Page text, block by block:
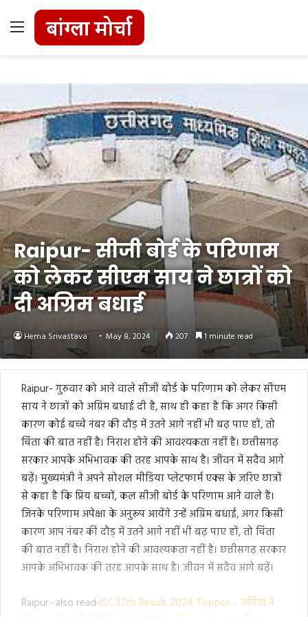
Menu
Raipur- सीजी बोर्ड के परिणाम
को लेकर सीएम साय ने छात्रों को
दी अग्रिम बधाई
Hema Srivastava May 8, 2024 207 1 minute read
Raipur- गुरुवार को आने वाले सीजी बोर्ड के परिणाम को लेकर सीएम
साय ने छात्रों को अग्रिम बधाई दी है, साथ ही कहा है कि अगर किसी
कारण कोई बच्चे नंबर की दौड़ में उतने आगे नहीं भी बढ़ पाए हों, तो
चिंता की बात नहीं है। निराश होने की आवश्यकता नहीं है। छत्तीसगढ़
सरकार आपके अभिभावक की तरह आपके साथ है। जीवन में सदैव आगे
बढ़ें। मुख्यमंत्री ने अपने सोशल मीडिया प्लेटफार्म एक्स के जरिए छात्रों
से कहा है कि प्रिय बच्चों, कल सीजी बोर्ड के परिणाम आने वाले हैं।
जिनके परिणाम अपेक्षा के अनुरूप आयेंगे उन्हें अग्रिम बधाई, अगर किसी
कारण आप नंबर की दौड़ में उतने आगे नहीं भी बढ़ पाए हों, तो चिंता
की बात नहीं है। निराश होने की आवश्यकता नहीं है। छत्तीसगढ़ सरकार
आपके अभिभावक की तरह आपके साथ है। जीवन में सदैव आगे बढ़ें।
Raipur- also read-ISC 12th Result 2024 Topper – अर्पिता ने